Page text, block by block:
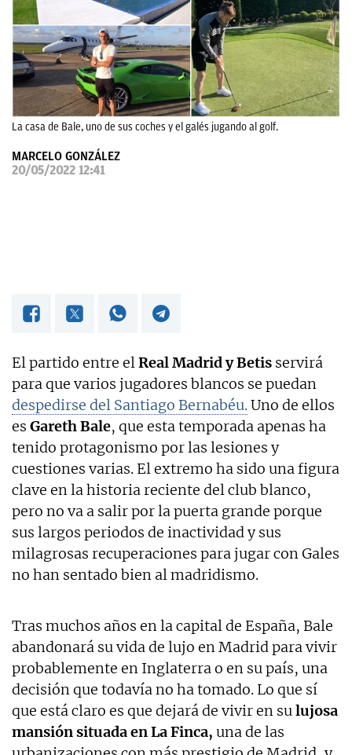
La casa de Bale, uno de sus coches y el galés jugando al golf.
MARCELO GONZÁLEZ
20/05/2022 12:41
El partido entre elReal Madrid y Betis servirá
para que varios jugadores blancos se puedan
despedirse del Santiago Bernabéu.Uno de ellos
es Gareth Bale, que esta temporada apenas ha
tenido protagonismo por las lesiones y
cuestiones varias. El extremo ha sido una figura
clave en la historia reciente del club blanco,
pero no va a salir por la puerta grande porque
sus largos periodos de inactividad y sus
milagrosas recuperaciones para jugar con Gales
no han sentado bien al madridismo.
Tras muchos años en la capital de España, Bale
abandonará su vida de lujo en Madrid para vivir
probablemente en Inglaterra o en su país, una
decisión que todavía no ha tomado. Lo que sí
que está claro es que dejará de vivir en sulujosa
mansión situada en La Finca, una de las